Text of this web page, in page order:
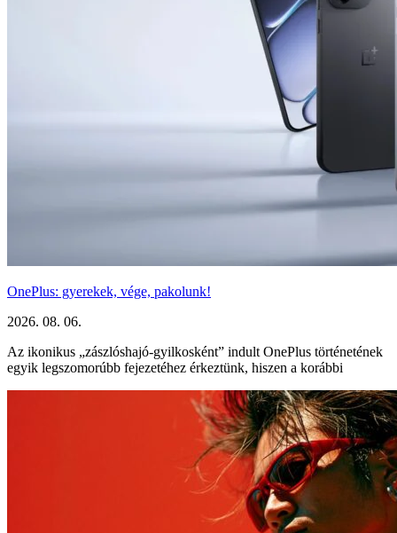
OnePlus: gyerekek, vége, pakolunk!
2026. 08. 06.
Az ikonikus „zászlóshajó-gyilkosként” indult OnePlus történetének
egyik legszomorúbb fejezetéhez érkeztünk, hiszen a korábbi